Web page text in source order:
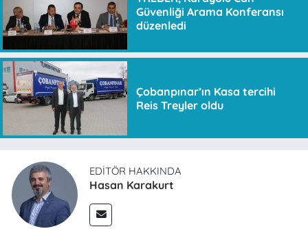
Güvenliği Arama Konferansı
düzenledi
Çobanpınar’ın Kasa tercihi
Reis Treyler oldu
EDITÖR HAKKINDA
Hasan Karakurt